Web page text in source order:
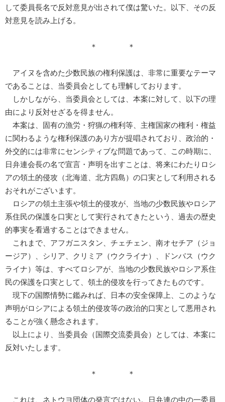
して委員長名で反対意見が出されて僕は驚いた。以下、その反
対意見を読み上げる。
＊ ＊
アイヌを含めた少数民族の権利保護は、非常に重要なテーマ
であることは、当委員会としても理解しております。
しかしながら、当委員会としては、本案に対して、以下の理
由により反対せざるを得ません。
本案は、固有の漁労・狩猟の権利等、主権国家の権利・権益
に関わるような権利保護のあり方が提唱されており、政治的・
外交的には非常にセンシティブな問題であって、この時期に、
日弁連会長の名で宣言・声明を出すことは、将来にわたりロシ
アの領土的侵攻（北海道、北方四島）の口実として利用される
おそれがございます。
ロシアの領土主張や領土的侵攻が、当地の少数民族やロシア
系住民の保護を口実として実行されてきたという、過去の歴史
的事実を看過することはできません。
これまで、アフガニスタン、チェチェン、南オセチア（ジョ
ージア）、シリア、クリミア（ウクライナ）、ドンバス（ウク
ライナ）等は、すべてロシアが、当地の少数民族やロシア系住
民の保護を口実として、領土的侵攻を行ってきたものです。
現下の国際情勢に鑑みれば、日本の安全保障上、このような
声明がロシアによる領土的侵攻等の政治的口実として悪用され
ることが強く懸念されます。
以上により、当委員会（国際交流委員会）としては、本案に
反対いたします。
＊ ＊
これは、ネトウヨ団体の発言ではない。日弁連の中の一委員